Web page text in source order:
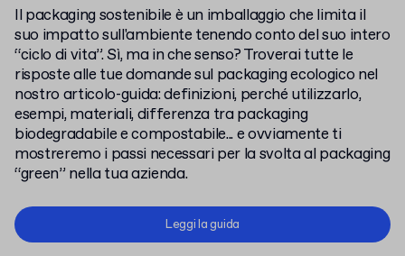
Il packaging sostenibile è un imballaggio che limita il
suo impatto sull'ambiente tenendo conto del suo intero
“ciclo di vita”. Sì, ma in che senso? Troverai tutte le
risposte alle tue domande sul packaging ecologico nel
nostro articolo-guida: definizioni, perché utilizzarlo,
esempi, materiali, differenza tra packaging
biodegradabile e compostabile... e ovviamente ti
mostreremo i passi necessari per la svolta al packaging
“green” nella tua azienda.
Leggi la guida